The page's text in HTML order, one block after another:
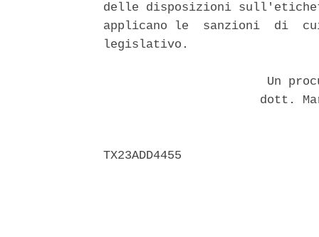
delle disposizioni
applicano le  sanzioni  di
legislativo.
Un
dott.